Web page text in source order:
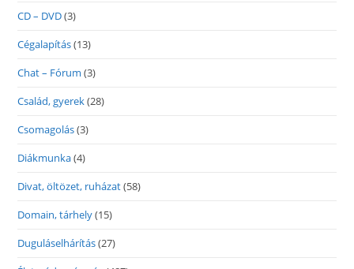
CD – DVD(3)
Cégalapítás(13)
Chat – Fórum (3)
Család, gyerek(28)
Csomagolás(3)
Diákmunka(4)
Divat, öltözet, ruházat(58)
Domain, tárhely(15)
Duguláselhárítás(27)